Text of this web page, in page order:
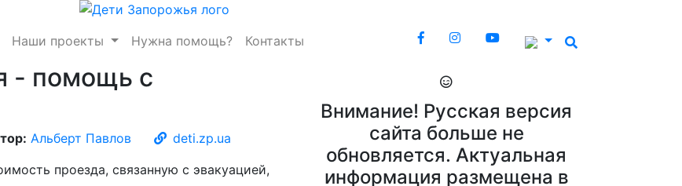
Наши проекты Нужна помощь? Контакты
- помощь с
Альберт Павлов
deti.zp.ua
проезда, связанную с эвакуацией,
Внимание! Русская версия
сайта больше не
обновляется. Актуальная
информация размещена в